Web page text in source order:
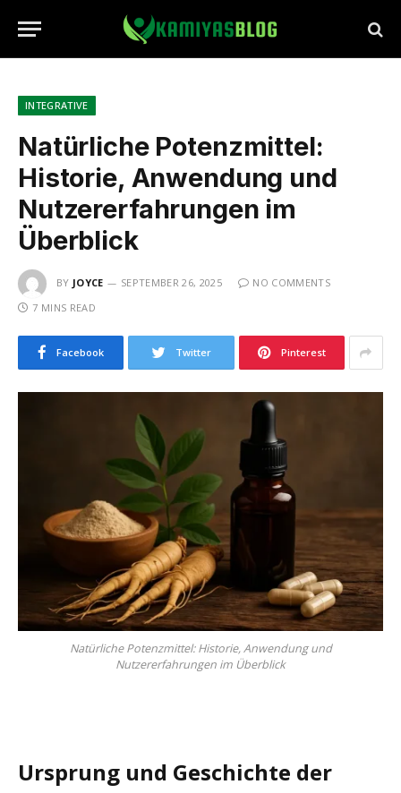
INTEGRATIVE
Natürliche Potenzmittel:
Historie, Anwendung und
Nutzererfahrungen im
Überblick
BY JOYCE SEPTEMBER 26, 2025
NO COMMENTS
7 MINS READ
Facebook Twitter Pinterest
Natürliche Potenzmittel: Historie, Anwendung und
Nutzererfahrungen im Überblick
Ursprung und Geschichte der